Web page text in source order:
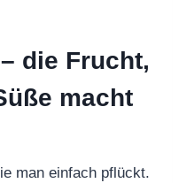
die Frucht,
macht
man einfach pflückt.